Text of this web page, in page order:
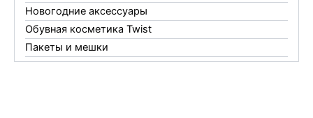
Новогодние аксессуары
Обувная косметика Twist
Пакеты и мешки
Перчатки